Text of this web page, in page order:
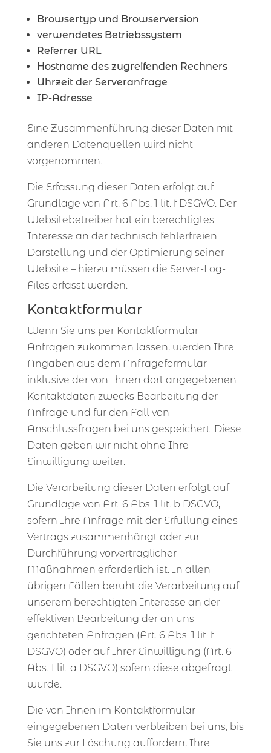
Browsertyp und Browserversion
verwendetes Betriebssystem
Referrer URL
Hostname des zugreifenden Rechners
Uhrzeit der Serveranfrage
IP-Adresse
Eine Zusammenführung dieser Daten mit
anderen Datenquellen wird nicht
vorgenommen.
Die Erfassung dieser Daten erfolgt auf
Grundlage von Art. 6 Abs. 1 lit. f DSGVO. Der
Websitebetreiber hat ein berechtigtes
Interesse an der technisch fehlerfreien
Darstellung und der Optimierung seiner
Website – hierzu müssen die Server-Log-
Files erfasst werden.
Kontaktformular
Wenn Sie uns per Kontaktformular
Anfragen zukommen lassen, werden Ihre
Angaben aus dem Anfrageformular
inklusive der von Ihnen dort angegebenen
Kontaktdaten zwecks Bearbeitung der
Anfrage und für den Fall von
Anschlussfragen bei uns gespeichert. Diese
Daten geben wir nicht ohne Ihre
Einwilligung weiter.
Die Verarbeitung dieser Daten erfolgt auf
Grundlage von Art. 6 Abs. 1 lit. b DSGVO,
sofern Ihre Anfrage mit der Erfüllung eines
Vertrags zusammenhängt oder zur
Durchführung vorvertraglicher
Maßnahmen erforderlich ist. In allen
übrigen Fällen beruht die Verarbeitung auf
unserem berechtigten Interesse an der
effektiven Bearbeitung der an uns
gerichteten Anfragen (Art. 6 Abs. 1 lit. f
DSGVO) oder auf Ihrer Einwilligung (Art. 6
Abs. 1 lit. a DSGVO) sofern diese abgefragt
wurde.
Die von Ihnen im Kontaktformular
eingegebenen Daten verbleiben bei uns, bis
Sie uns zur Löschung auffordern, Ihre